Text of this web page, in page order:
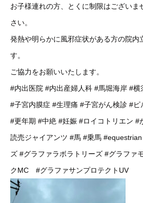
お子様連れの方、とくに制限はございま
さい。
発熱や明らかに風邪症状がある方の院内
す。
ご協力をお願いいたします。
#内出医院 #内出産婦人科 #馬堀海岸 #横
#子宮内膜症 #生理痛 #子宮がん検診 #ピ
#更年期 #中絶 #妊娠 #ロイコトリエン #
読売ジャイアンツ #馬 #乗馬 #equestrian
ズ #グラファラボラトリーズ #グラファ
クMC
#グラファサンプロテクトUV